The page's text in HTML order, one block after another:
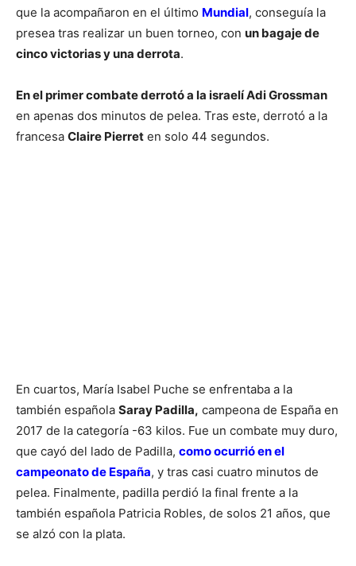
que la acompañaron en el último Mundial, conseguía la
presea tras realizar un buen torneo, con un bagaje de
cinco victorias y una derrota.
En el primer combate derrotó a la israelí Adi Grossman
en apenas dos minutos de pelea. Tras este, derrotó a la
francesa Claire Pierret en solo 44 segundos.
En cuartos, María Isabel Puche se enfrentaba a la
también española Saray Padilla, campeona de España en
2017 de la categoría -63 kilos. Fue un combate muy duro,
que cayó del lado de Padilla, como ocurrió en el
campeonato de España, y tras casi cuatro minutos de
pelea. Finalmente, padilla perdió la final frente a la
también española Patricia Robles, de solos 21 años, que
se alzó con la plata.